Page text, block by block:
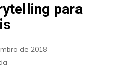
para
de 2018